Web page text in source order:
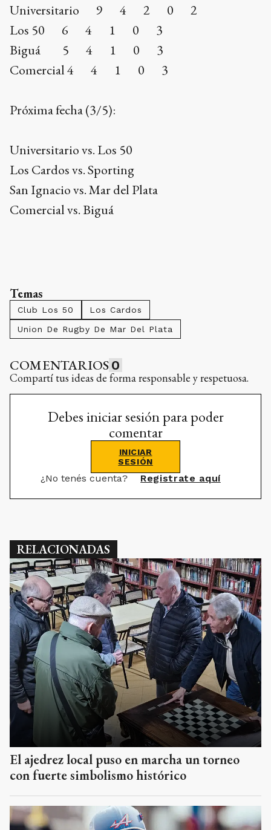
Universitario 9 4 2 0 2
Los 50 6 4 1 0 3
Biguá 5 4 1 0 3
Comercial 4 4 1 0 3
Próxima fecha (3/5):
Universitario vs. Los 50
Los Cardos vs. Sporting
San Ignacio vs. Mar del Plata
Comercial vs. Biguá
Temas
Club Los 50
Los Cardos
Union De Rugby De Mar Del Plata
COMENTARIOS 0
Compartí tus ideas de forma responsable y respetuosa.
Debes iniciar sesión para poder
comentar
INICIAR
SESIÓN
¿No tenés cuenta? Registrate aquí
RELACIONADAS
El ajedrez local puso en marcha un torneo
con fuerte simbolismo histórico